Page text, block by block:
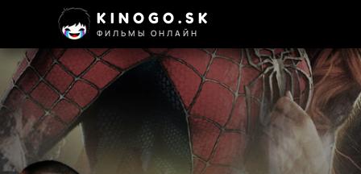
KINOGO.SK
ФИЛЬМЫ ОНЛАЙН